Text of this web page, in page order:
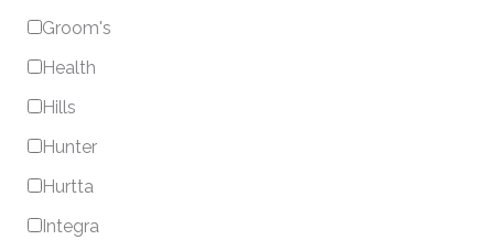
Groom's
Health
Hills
Hunter
Hurtta
Integra